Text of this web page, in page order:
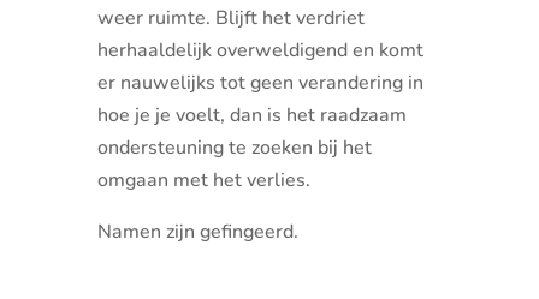
weer ruimte. Blijft het verdriet
herhaaldelijk overweldigend en komt
er nauwelijks tot geen verandering in
hoe je je voelt, dan is het raadzaam
ondersteuning te zoeken bij het
omgaan met het verlies.
Namen zijn gefingeerd.